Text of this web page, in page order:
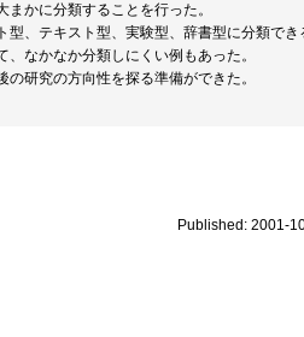
かに分類することを行った。
、テキスト型、実験型、辞書型に分類で
なかなか分類しにくい例もあった。
研究の方向性を探る準備ができた。
Published: 2001-